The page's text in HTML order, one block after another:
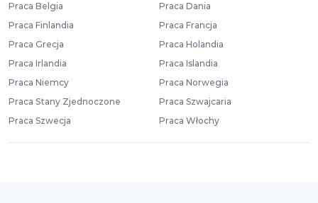
Praca Belgia
Praca Dania
Praca Finlandia
Praca Francja
Praca Grecja
Praca Holandia
Praca Irlandia
Praca Islandia
Praca Niemcy
Praca Norwegia
Praca Stany Zjednoczone
Praca Szwajcaria
Praca Szwecja
Praca Włochy